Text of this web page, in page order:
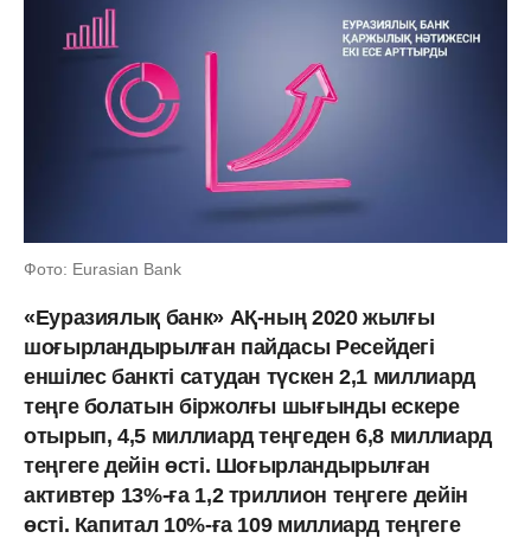
Фото: Eurasian Bank
«Еуразиялық банк» АҚ-ның 2020 жылғы
шоғырландырылған пайдасы Ресейдегі
еншілес банкті сатудан түскен 2,1 миллиард
теңге болатын біржолғы шығынды ескере
отырып, 4,5 миллиард теңгеден 6,8 миллиард
теңгеге дейін өсті. Шоғырландырылған
активтер 13%-ға 1,2 триллион теңгеге дейін
өсті. Капитал 10%-ға 109 миллиард теңгеге